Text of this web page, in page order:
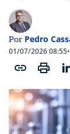
Por Pedro
01/07/2026 08:55•